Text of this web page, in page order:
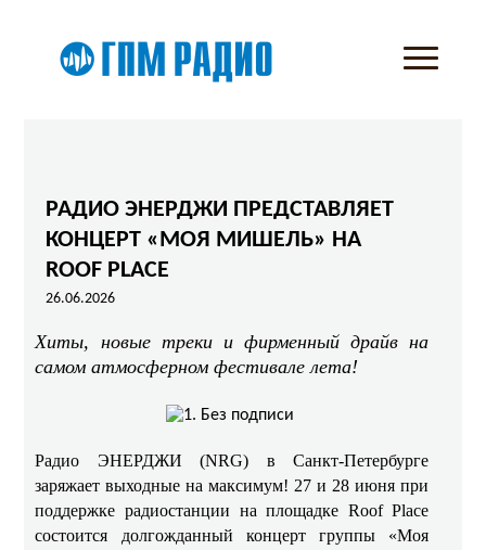
РАДИО ЭНЕРДЖИ ПРЕДСТАВЛЯЕТ
КОНЦЕРТ «МОЯ МИШЕЛЬ» НА
ROOF PLACE
26.06.2026
Хиты, новые треки и фирменный драйв на
самом атмосферном фестивале лета!
Радио ЭНЕРДЖИ (NRG) в Санкт-Петербурге
заряжает выходные на максимум! 27 и 28 июня при
поддержке радиостанции на площадке Roof Place
состоится долгожданный концерт группы «Моя